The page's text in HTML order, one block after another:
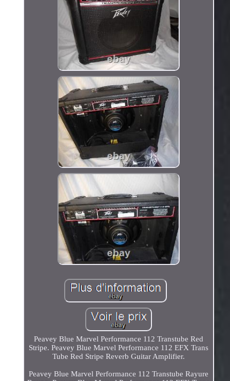
Peavey Blue Marvel Performance 112 Transtube Red
Stripe. Peavey Blue Marvel Performance 112 EFX Trans
Tube Red Stripe Reverb Guitar Amplifier.
Peavey Blue Marvel Performance 112 Transtube Rayure